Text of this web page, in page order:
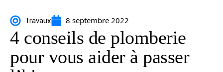
Travaux 8 septembre 2022
4 conseils de plomberie
pour vous aider à passer